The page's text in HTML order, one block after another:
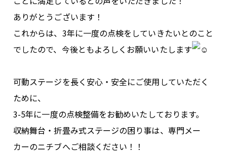
ありがとうございます！
これからは、3年に一度の点検をしていきたいとのこと
でしたので、今後ともよろしくお願いいたします
可動ステージを長く安心・安全にご使用していただく
ために、
3-5年に一度の点検整備をお勧めいたしております。
収納舞台・折畳み式ステージの困り事は、専門メー
カーのニチブへご相談ください！！